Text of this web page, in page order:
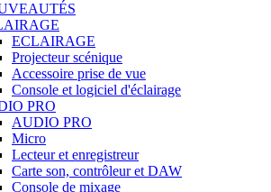
ECLAIRAGE
Projecteur scénique
Accessoire prise de vue
Console et logiciel d'éclairage
PRO
AUDIO PRO
Micro
Lecteur et enregistreur
Carte son, contrôleur et DAW
Console de mixage